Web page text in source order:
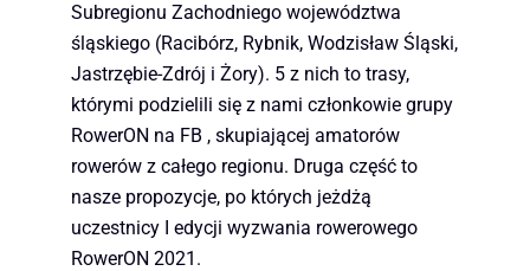
Subregionu Zachodniego województwa
śląskiego (Racibórz, Rybnik, Wodzisław Śląski,
Jastrzębie-Zdrój i Żory). 5 z nich to trasy,
którymi podzielili się z nami członkowie grupy
RowerON na FB , skupiającej amatorów
rowerów z całego regionu. Druga część to
nasze propozycje, po których jeżdżą
uczestnicy I edycji wyzwania rowerowego
RowerON 2021.